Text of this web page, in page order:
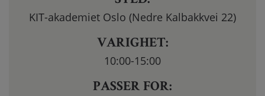
KIT-akademiet Oslo (Nedre Kalbakkvei 22)
VARIGHET:
10:00-15:00
PASSER FOR: